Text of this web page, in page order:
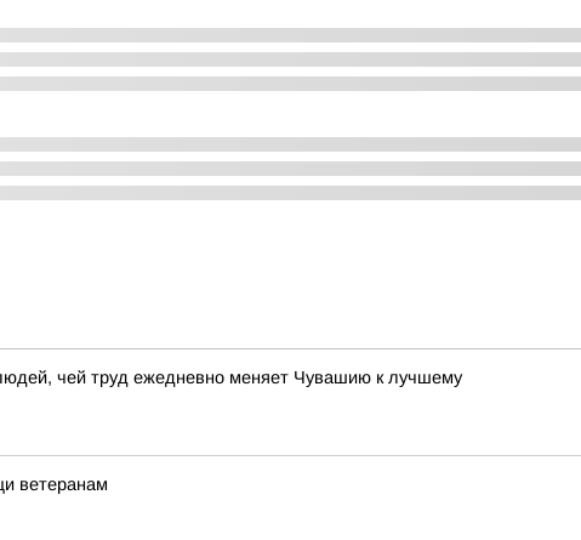
чей труд ежедневно меняет Чувашию к лучшему
ветеранам